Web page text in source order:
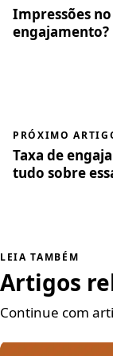
Impressões
engajamento?
PRÓXIMO
Taxa de
tudo sobre
LEIA TAMBÉM
Artigos
Continue com